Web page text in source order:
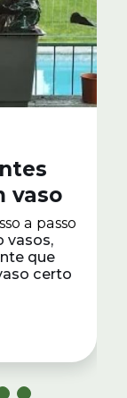
vaso
a passo
vasos,
que
certo